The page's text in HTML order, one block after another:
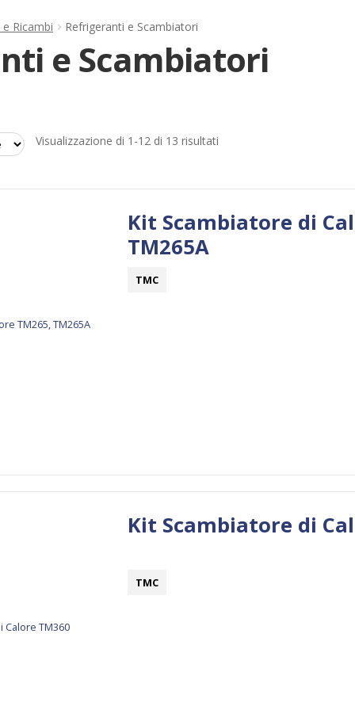
Ricambi Refrigeranti e Scambiatori
e Scambiatori
Visualizzazione di 1-12 di 13 risultatiOrdina
al
recente
TMC
Kit Scambiatore di
TM265A
TMC
Kit Scambiatore di